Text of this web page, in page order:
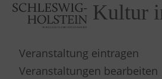
Kultur
Veranstaltung eintragen
Veranstaltungen bearbeiten